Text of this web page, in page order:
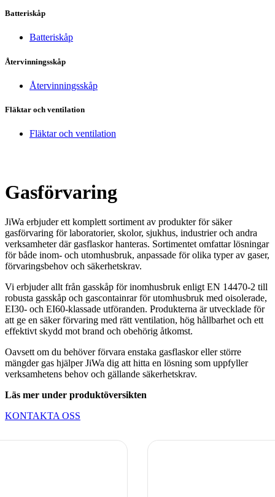
Batteriskåp
Batteriskåp
Återvinningsskåp
Återvinningsskåp
Fläktar och ventilation
Fläktar och ventilation
Gasförvaring
JiWa erbjuder ett komplett sortiment av produkter för säker
gasförvaring för laboratorier, skolor, sjukhus, industrier och andra
verksamheter där gasflaskor hanteras. Sortimentet omfattar lösningar
för både inom- och utomhusbruk, anpassade för olika typer av gaser,
förvaringsbehov och säkerhetskrav.
Vi erbjuder allt från gasskåp för inomhusbruk enligt EN 14470-2 till
robusta gasskåp och gascontainrar för utomhusbruk med oisolerade,
EI30- och EI60-klassade utföranden. Produkterna är utvecklade för
att ge en säker förvaring med rätt ventilation, hög hållbarhet och ett
effektivt skydd mot brand och obehörig åtkomst.
Oavsett om du behöver förvara enstaka gasflaskor eller större
mängder gas hjälper JiWa dig att hitta en lösning som uppfyller
verksamhetens behov och gällande säkerhetskrav.
Läs mer under produktöversikten
KONTAKTA OSS